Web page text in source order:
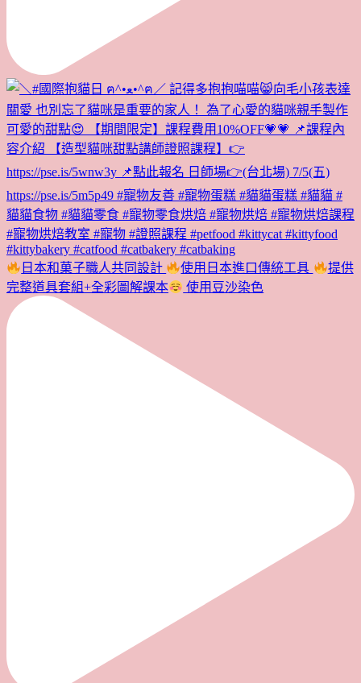
日本和菓子職人共同設計 使用日本進口傳統工具
提供
完整道具套組+全彩圖解課本
使用豆沙染色